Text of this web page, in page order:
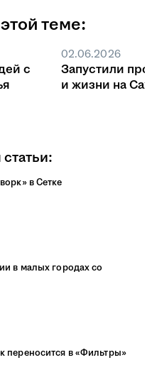
теме:
с
02.06.2026
Запустили
и жизни на
в Сетке
в малых городах со
переносится в «Фильтры»